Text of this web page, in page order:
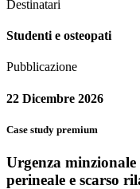
Destinatari
Studenti e osteopati
Pubblicazione
22 Dicembre 2026
Case study premium
Urgenza
perineale e scarso